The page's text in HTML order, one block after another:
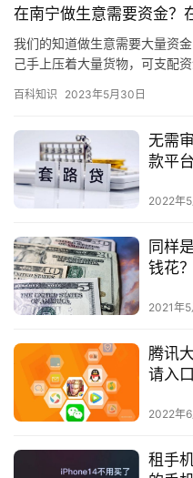
在南宁做生意需要资金？
我们的知道做生意需要大量资
己手上压着大量货物，可支配
臂之力…
百科知识 2023年5月30日
无需
款平
2022年5
同样
钱花？
2021年5
腾讯
请入口
2022年6
租手